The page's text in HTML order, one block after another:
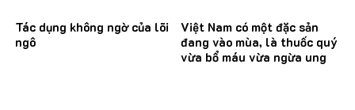
Tác dụng không ngờ của lõi
ngô
Việt Nam có một đặc sản
đang vào mùa, là thuốc quý
vừa bổ máu vừa ngừa ung